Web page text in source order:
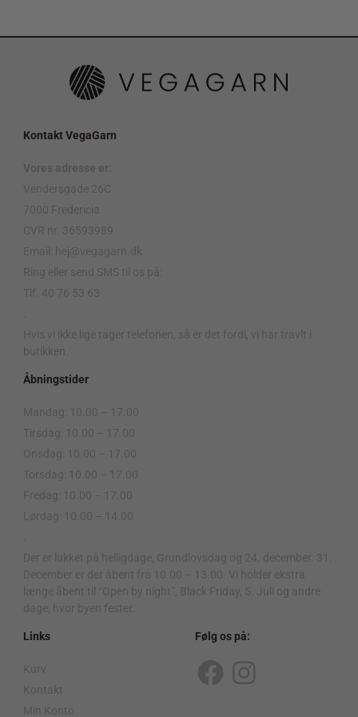
Kontakt VegaGarn
Vores adresse er:
Vendersgade 26C
7000 Fredericia
CVR nr. 36593989
Email: hej@vegagarn.dk
Ring eller send SMS til os på:
Tlf. 40 76 53 63
Hvis vi ikke lige tager telefonen, så er det fordi, vi har travlt i
butikken.
Åbningstider
Mandag: 10.00 – 17.00
Tirsdag: 10.00 – 17.00
Onsdag: 10.00 – 17.00
Torsdag: 10.00 – 17.00
Fredag: 10.00 – 17.00
Lørdag: 10.00 – 14.00
Der er lukket på helligdage, Grundlovsdag og 24. december. 31.
December er der åbent fra 10.00 – 13.00. Vi holder ekstra
længe åbent til “Open by night”, Black Friday, 5. Juli og andre
dage, hvor byen fester.
Links
Kurv
Kontakt
Min Konto
Følg os på:
F
I